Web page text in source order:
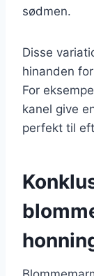
sødmen.
Disse
hinanden
For
kanel give
perfekt til